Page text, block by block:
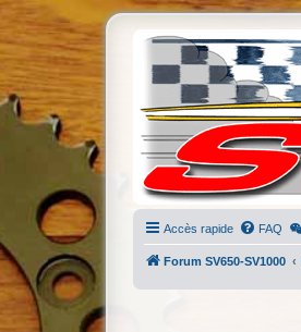
Accès rapide FAQ
Forum SV650-SV1000